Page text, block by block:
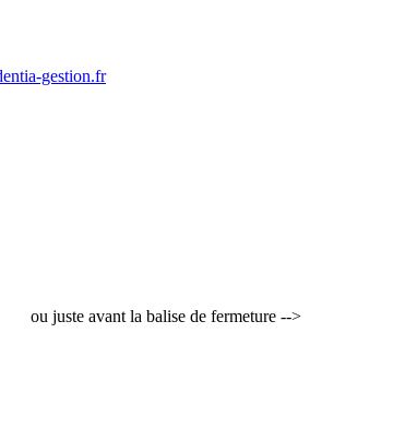
gestion.fr
ou juste avant la balise de fermeture -->